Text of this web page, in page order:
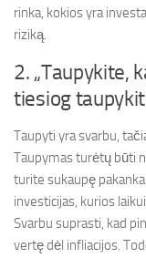
rinka, kokios yra
riziką.
2. „Taupykite,
tiesiog
Taupyti yra svarbu,
Taupymas turėtų būti
turite sukaupę
investicijas, kurios
Svarbu suprasti, kad
vertę dėl infliacijos.